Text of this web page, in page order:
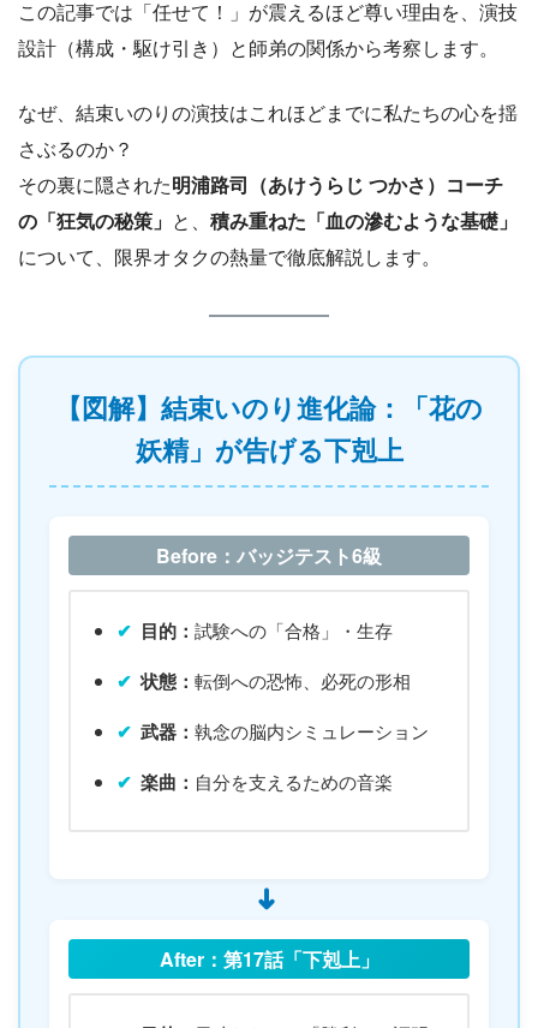
この記事では「任せて！」が震えるほど尊い理由を、演技
設計（構成・駆け引き）と師弟の関係から考察します。
なぜ、結束いのりの演技はこれほどまでに私たちの心を揺
さぶるのか？
その裏に隠された明浦路司（あけうらじ つかさ）コーチ
の「狂気の秘策」 と、 積み重ねた「血の滲むような基礎」
について、限界オタクの熱量で徹底解説します。
【図解】結束いのり進化論：「花の
妖精」が告げる下剋上
Before：バッジテスト6級
目的： 試験への「合格」・生存
状態： 転倒への恐怖、必死の形相
武器： 執念の脳内シミュレーション
楽曲： 自分を支えるための音楽
➜
After：第17話「下剋上」